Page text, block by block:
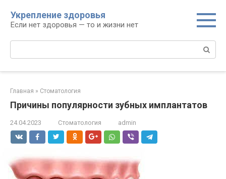
контенту
Укрепление здоровья
Если нет здоровья — то и жизни нет
Поиск:
Главная » Стоматология
Причины популярности зубных имплантатов
24.04.2023 Стоматология admin